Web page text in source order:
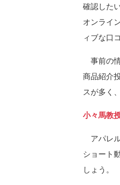
確認した
オンライ
ィブな口
事前の
商品紹介
スが多く
小々馬教
アパレ
ショート
しょう。